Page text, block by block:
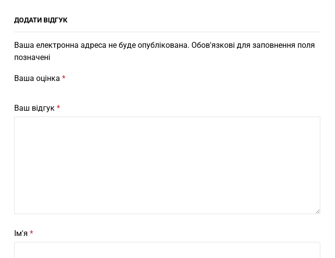
ДОДАТИ ВІДГУК
Ваша електронна адреса не буде опублікована. Обов'язкові для заповнення поля
позначені
Ваша оцінка *
Ваш відгук *
Ім'я *